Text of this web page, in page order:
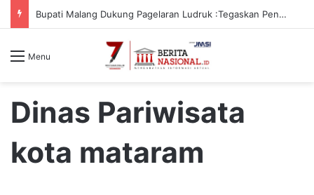
Bupati Malang Dukung Pagelaran Ludruk :Tegaskan Pentingnya Budaya Lokal
Menu
Dinas Pariwisata
kota mataram